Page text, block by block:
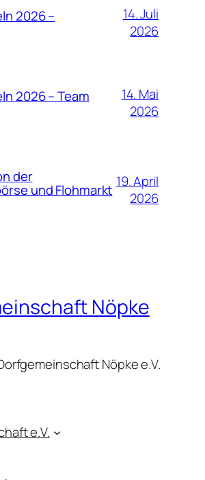
2026 –
14. Juli
2026
2026 – Team
14. Mai
2026
der
und Flohmarkt 19. April
2026
Nöpke
Nöpke e.V.
e.V.